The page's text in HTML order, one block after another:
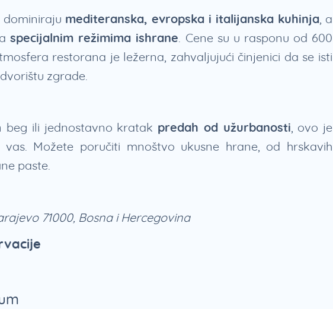
mediteranska, evropska i italijanska kuhinja, a
specijalnim režimima ishrane. Cene su u rasponu od 600
restorana je ležerna, zahvaljujući činjenici da se isti
zgrade.
beg ili jednostavno kratak predah od užurbanosti, ovo je
Možete poručiti mnoštvo ukusne hrane, od hrskavih
paste.
71000, Bosna i Hercegovina